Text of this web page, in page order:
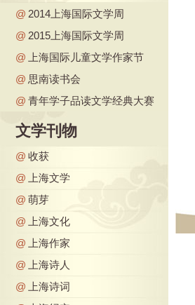
@ 2014上海国际文学周
@ 2015上海国际文学周
@
上海国际儿童文学作家节
@ 思南读书会
@ 青年学子品读文学经典大赛
文学刊物
@ 收获
@
上海文学
@ 萌芽
@
上海文化
@
上海作家
@
上海诗人
@
上海诗词